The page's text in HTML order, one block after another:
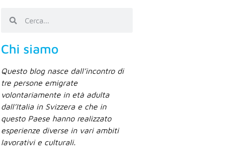
Chi siamo
Questo blog nasce dall’incontro di
tre persone emigrate
volontariamente in età adulta
dall’Italia in Svizzera e che in
questo Paese hanno realizzato
esperienze diverse in vari ambiti
lavorativi e culturali.